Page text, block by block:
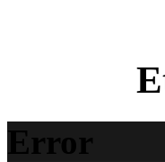
Error